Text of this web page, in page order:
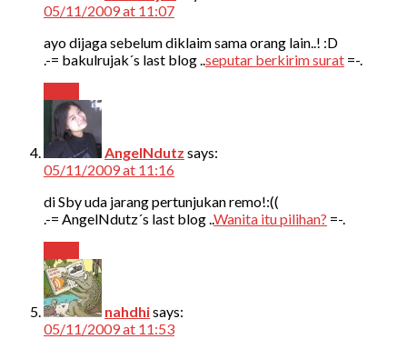
05/11/2009 at 11:07
ayo dijaga sebelum diklaim sama orang lain..! :D
.-= bakulrujak´s last blog ..seputar berkirim surat =-.
AngelNdutz says:
05/11/2009 at 11:16
di Sby uda jarang pertunjukan remo!:((
.-= AngelNdutz´s last blog ..Wanita itu pilihan? =-.
nahdhisays:
05/11/2009 at 11:53